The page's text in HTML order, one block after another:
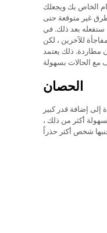
الخاص بك ويجعلك
غير متوقعة حتى
ستفعله بعد ذلك. في
للآخرين ، لكن
مطاردة. ذلك يعتمد
الحصان
إضافة قدر كبير
أكثر من ذلك ،